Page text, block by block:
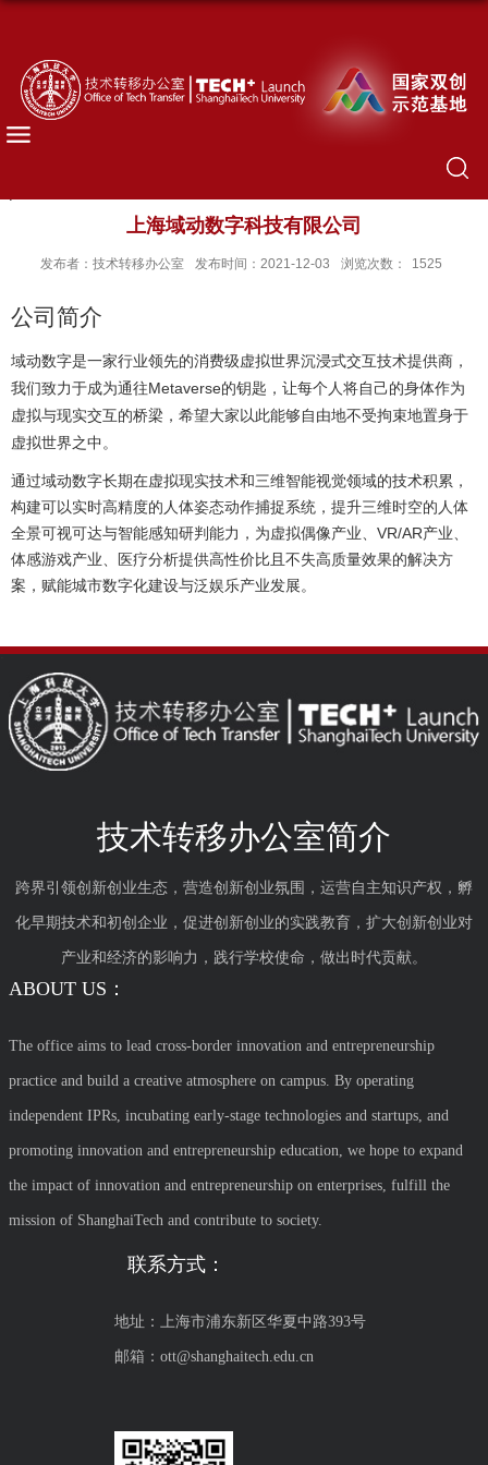
上海域动数字科技有限公司
发布者：技术转移办公室 发布时间：2021-12-03 浏览次数： 1525
公司简介
域动数字是一家行业领先的消费级虚拟世界沉浸式交互技术提供商，
我们致力于成为通往Metaverse的钥匙，让每个人将自己的身体作为
虚拟与现实交互的桥梁，希望大家以此能够自由地不受拘束地置身于
虚拟世界之中。
通过域动数字长期在虚拟现实技术和三维智能视觉领域的技术积累，
构建可以实时高精度的人体姿态动作捕捉系统，提升三维时空的人体
全景可视可达与智能感知研判能力，为虚拟偶像产业、 VR/AR产业、
体感游戏产业、医疗分析提供高性价比且不失高质量效果的解决方
案，赋能城市数字化建设与泛娱乐产业发展。
技术转移办公室简介
跨界引领创新创业生态，营造创新创业氛围，运营自主知识产权，孵
化早期技术和初创企业，促进创新创业的实践教育，扩大创新创业对
产业和经济的影响力，践行学校使命，做出时代贡献。
ABOUT US：
The office aims to lead cross-border innovation and entrepreneurship
practice and build a creative atmosphere on campus. By operating
independent IPRs, incubating early-stage technologies and startups, and
promoting innovation and entrepreneurship education, we hope to expand
the impact of innovation and entrepreneurship on enterprises, fulfill the
mission of ShanghaiTech and contribute to society.
联系方式：
地址：上海市浦东新区华夏中路393号
邮箱：ott@shanghaitech.edu.cn